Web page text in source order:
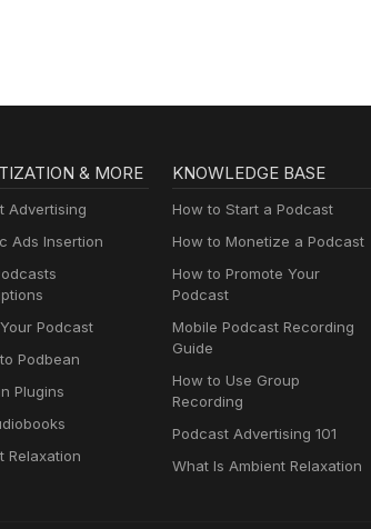
& MORE
Advertising
Ads Insertion
Podcast
Podbean
Plugins
Relaxation
KNOWLEDGE BASE
How to Start a Podcast
How to Monetize a Podcast
How to Promote Your
Podcast
Mobile Podcast Recording
Guide
How to Use Group
Recording
Podcast Advertising 101
What Is Ambient Relaxation